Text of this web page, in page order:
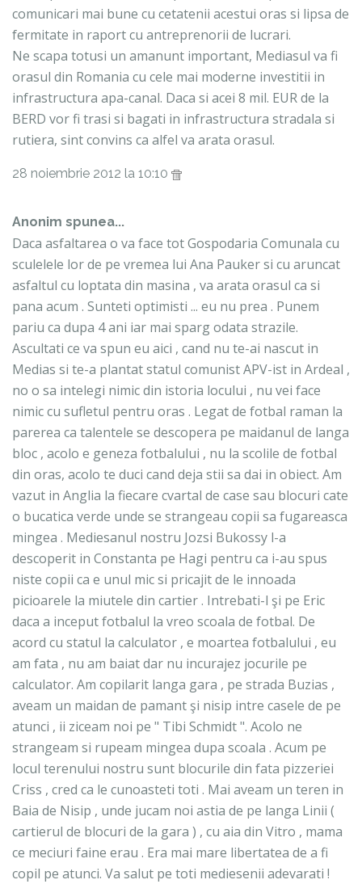
comunicari mai bune cu cetatenii acestui oras si lipsa de
fermitate in raport cu antreprenorii de lucrari.
Ne scapa totusi un amanunt important, Mediasul va fi
orasul din Romania cu cele mai moderne investitii in
infrastructura apa-canal. Daca si acei 8 mil. EUR de la
BERD vor fi trasi si bagati in infrastructura stradala si
rutiera, sint convins ca alfel va arata orasul.
28 noiembrie 2012 la 10:10
Anonim spunea...
Daca asfaltarea o va face tot Gospodaria Comunala cu
sculelele lor de pe vremea lui Ana Pauker si cu aruncat
asfaltul cu loptata din masina , va arata orasul ca si
pana acum . Sunteti optimisti ... eu nu prea . Punem
pariu ca dupa 4 ani iar mai sparg odata strazile.
Ascultati ce va spun eu aici , cand nu te-ai nascut in
Medias si te-a plantat statul comunist APV-ist in Ardeal ,
no o sa intelegi nimic din istoria locului , nu vei face
nimic cu sufletul pentru oras . Legat de fotbal raman la
parerea ca talentele se descopera pe maidanul de langa
bloc , acolo e geneza fotbalului , nu la scolile de fotbal
din oras, acolo te duci cand deja stii sa dai in obiect. Am
vazut in Anglia la fiecare cvartal de case sau blocuri cate
o bucatica verde unde se strangeau copii sa fugareasca
mingea . Mediesanul nostru Jozsi Bukossy l-a
descoperit in Constanta pe Hagi pentru ca i-au spus
niste copii ca e unul mic si pricajit de le innoada
picioarele la miutele din cartier . Intrebati-l şi pe Eric
daca a inceput fotbalul la vreo scoala de fotbal. De
acord cu statul la calculator , e moartea fotbalului , eu
am fata , nu am baiat dar nu incurajez jocurile pe
calculator. Am copilarit langa gara , pe strada Buzias ,
aveam un maidan de pamant şi nisip intre casele de pe
atunci , ii ziceam noi pe " Tibi Schmidt ". Acolo ne
strangeam si rupeam mingea dupa scoala . Acum pe
locul terenului nostru sunt blocurile din fata pizzeriei
Criss , cred ca le cunoasteti toti . Mai aveam un teren in
Baia de Nisip , unde jucam noi astia de pe langa Linii (
cartierul de blocuri de la gara ) , cu aia din Vitro , mama
ce meciuri faine erau . Era mai mare libertatea de a fi
copil pe atunci. Va salut pe toti mediesenii adevarati !